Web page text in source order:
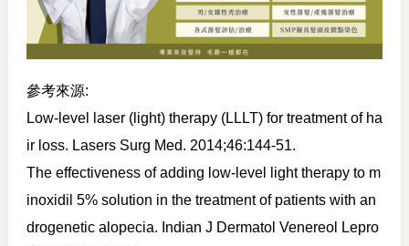
參考來源:
Low-level laser (light) therapy (LLLT) for treatment of ha
ir loss. Lasers Surg Med. 2014;46:144-51.
The effectiveness of adding low-level light therapy to m
inoxidil 5% solution in the treatment of patients with an
drogenetic alopecia. Indian J Dermatol Venereol Lepro